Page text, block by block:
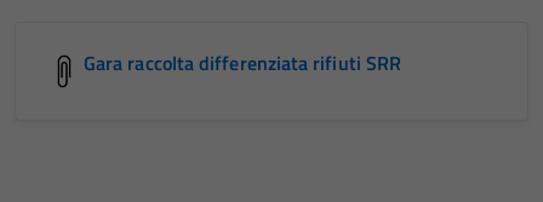
Gara raccolta differenziata rifiuti SRR